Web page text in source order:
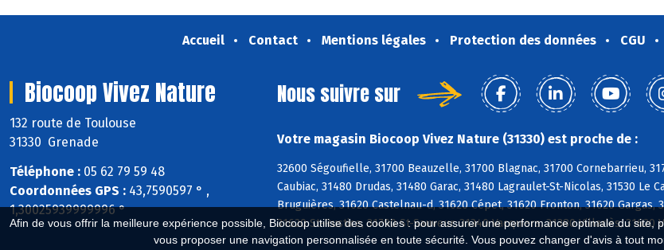
Afin de vous offrir la meilleure expérience possible, Biocoop utilise des cookies : pour assurer une performance optimale du
vous proposer une navigation personnalisée en toute sécurité. Vous pouvez changer d'avis à tout
Accueil Contact Mentions légales Protection des données CGU
Biocoop Vivez Nature
132 route de Toulouse
31330 Grenade
Téléphone : 05 62 79 59 48
Coordonnées GPS : 43,7590597 ° ,
1,30025939999996 °
Nous suivre sur
Votre magasin Biocoop Vivez Nature (31330) est proche de :
32600 Ségoufielle, 31700 Beauzelle, 31700 Blagnac, 31700 Cornebarrieu,
Caubiac, 31480 Drudas, 31480 Garac, 31480 Lagraulet-St-Nicolas, 31530
Bruguières, 31620 Castelnau-d, 31620 Cépet, 31620 Fronton, 31620
31620 St-Rustice, 31790 St-Sauveur, 31340 Vacquiers, 31380 Villariès, 31620